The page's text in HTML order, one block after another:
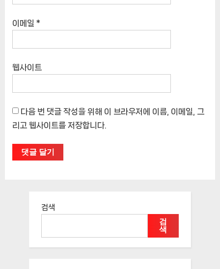
이메일 *
웹사이트
다음 번 댓글 작성을 위해 이 브라우저에 이름, 이메일, 그
리고 웹사이트를 저장합니다.
검색
검
색